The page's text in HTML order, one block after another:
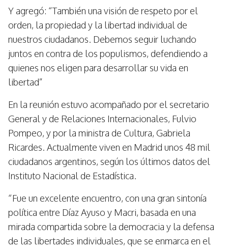
Y agregó: “También una visión de respeto por el
orden, la propiedad y la libertad individual de
nuestros ciudadanos. Debemos seguir luchando
juntos en contra de los populismos, defendiendo a
quienes nos eligen para desarrollar su vida en
libertad”
En la reunión estuvo acompañado por el secretario
General y de Relaciones Internacionales, Fulvio
Pompeo, y por la ministra de Cultura, Gabriela
Ricardes. Actualmente viven en Madrid unos 48 mil
ciudadanos argentinos, según los últimos datos del
Instituto Nacional de Estadística.
“Fue un excelente encuentro, con una gran sintonía
política entre Díaz Ayuso y Macri, basada en una
mirada compartida sobre la democracia y la defensa
de las libertades individuales, que se enmarca en el